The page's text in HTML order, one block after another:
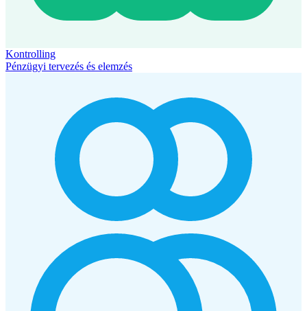
Kontrolling
Pénzügyi tervezés és elemzés